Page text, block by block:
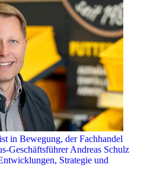
in Bewegung, der Fachhandel
Geschäftsführer Andreas Schulz
Strategie und